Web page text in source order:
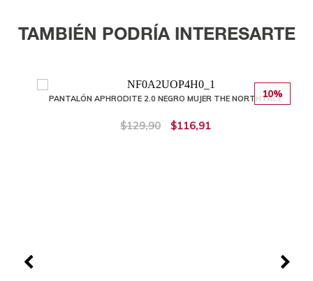
TAMBIÉN PODRÍA INTERESARTE
10%
PANTALÓN APHRODITE 2.0 NEGRO MUJER THE NORTH FACE
$129,90 $116,91